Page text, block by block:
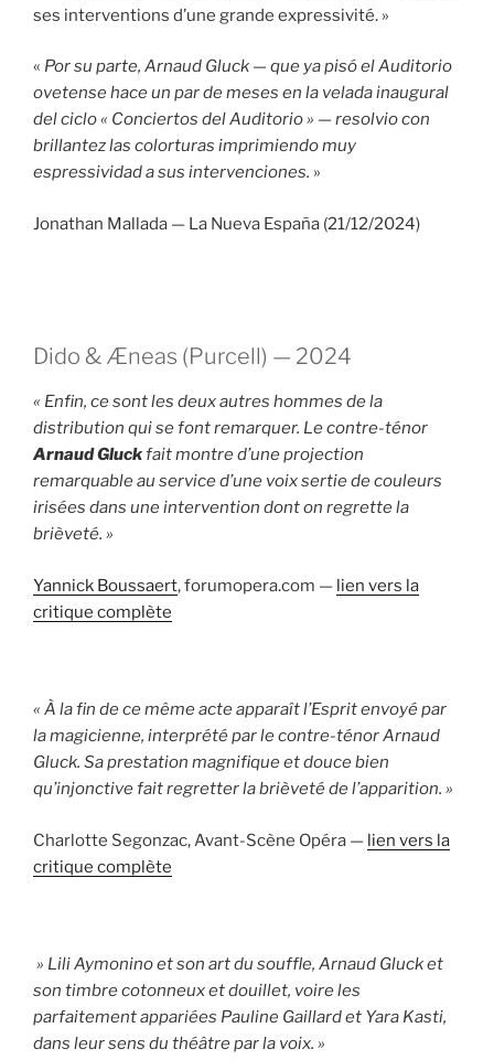
ses interventions d’une grande expressivité. »
« Por su parte, Arnaud Gluck — que ya pisó el Auditorio
ovetense hace un par de meses en la velada inaugural
del ciclo « Conciertos del Auditorio » — resolvio con
brillantez las colorturas imprimiendo muy
espressividad a sus intervenciones. »
Jonathan Mallada — La Nueva España (21/12/2024)
Dido & Æneas (Purcell) — 2024
« Enfin, ce sont les deux autres hommes de la
distribution qui se font remarquer. Le contre-ténor
Arnaud Gluckfait montre d’une projection
remarquable au service d’une voix sertie de couleurs
irisées dans une intervention dont on regrette la
brièveté. »
Yannick Boussaert, forumopera.com — lien vers la
critique complète
« À la fin de ce même acte apparaît l’Esprit envoyé par
la magicienne, interprété par le contre-ténor Arnaud
Gluck. Sa prestation magnifique et douce bien
qu’injonctive fait regretter la brièveté de l’apparition. »
Charlotte Segonzac, Avant-Scène Opéra — lien vers la
critique complète
» Lili Aymonino et son art du souffle, Arnaud Gluck et
son timbre cotonneux et douillet, voire les
parfaitement appariées Pauline Gaillard et Yara Kasti,
dans leur sens du théâtre par la voix. »